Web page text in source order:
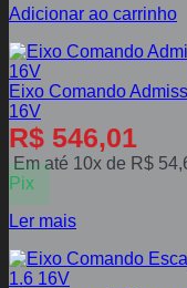
Adicionar ao carrinho
Eixo Comando
16V
R$ 546,01
Em até 10x de R$
Pix
Ler mais